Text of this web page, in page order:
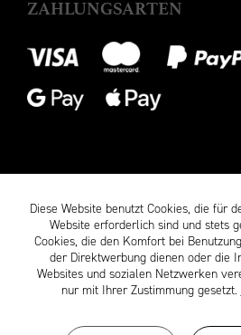
ZAHLUNGSARTEN
Diese Website benutzt Cookies, die für
Website erforderlich sind und stets
Cookies, die den Komfort bei
der Direktwerbung dienen oder die
Websites und sozialen Netzwerken
nur mit Ihrer Zustimmung gesetzt.